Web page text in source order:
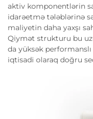
aktiv komponentlərin
idarəetmə tələblərinə
maliyetin daha yaxşı
Qiymət strukturu bu
da yüksək
iqtisadi olaraq doğru